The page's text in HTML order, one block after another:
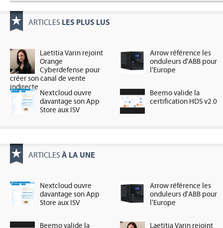
ARTICLES LES PLUS LUS
Laetitia Varin rejoint
Orange
Cyberdefense pour
créer son canal de vente
indirecte
Arrow référence les
onduleurs d'ABB pour
l'Europe
Nextcloud ouvre
davantage son App
Store aux ISV
Beemo valide la
certification HDS v2.0
ARTICLES À LA UNE
Nextcloud ouvre
davantage son App
Store aux ISV
Arrow référence les
onduleurs d'ABB pour
l'Europe
Beemo valide la
Laetitia Varin rejoint